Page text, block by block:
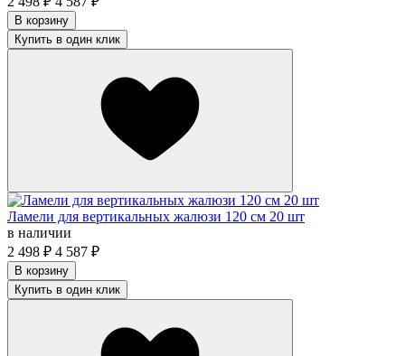
В корзину
Купить в один клик
Ламели для вертикальных жалюзи 120 см 20 шт
в наличии
2 498 ₽ 4 587 ₽
В корзину
Купить в один клик